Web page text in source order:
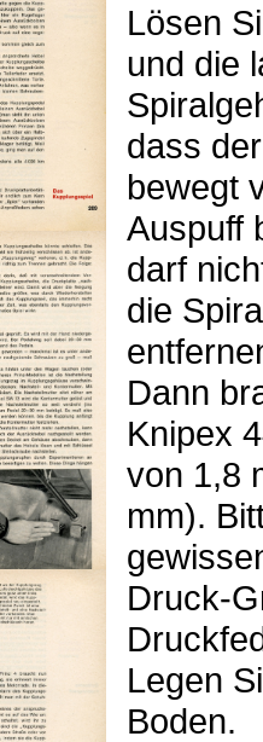
Lösen
und die
dass
bewegt
Auspuff
darf
die
Dann
Knipex
von 1,8
mm).
Druck-
Legen
Boden.